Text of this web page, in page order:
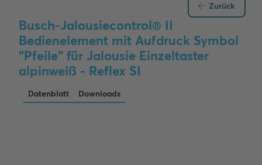
Zurück
Busch-Jalousiecontrol® II
Bedienelement mit Aufdruck Symbol
"Pfeile" für Jalousie Einzeltaster
alpinweiß - Reflex SI
Datenblatt Downloads